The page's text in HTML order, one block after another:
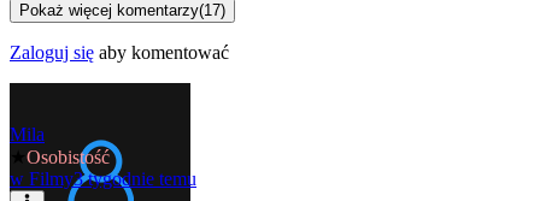
Pokaż więcej komentarzy(17)
Zaloguj się aby komentować
Mila
Osobistość
w Filmy3 tygodnie temu